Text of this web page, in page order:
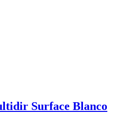
Surface Blanco